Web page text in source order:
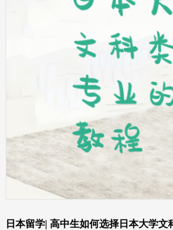
日本留学| 高中生如何选择日本大学文